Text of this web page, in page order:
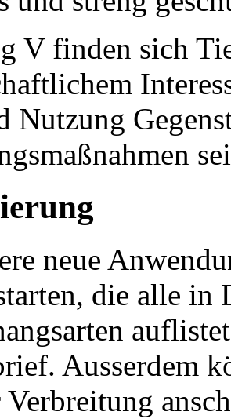
V finden sich
Nutzung
neue
die alle in
Ausserdem